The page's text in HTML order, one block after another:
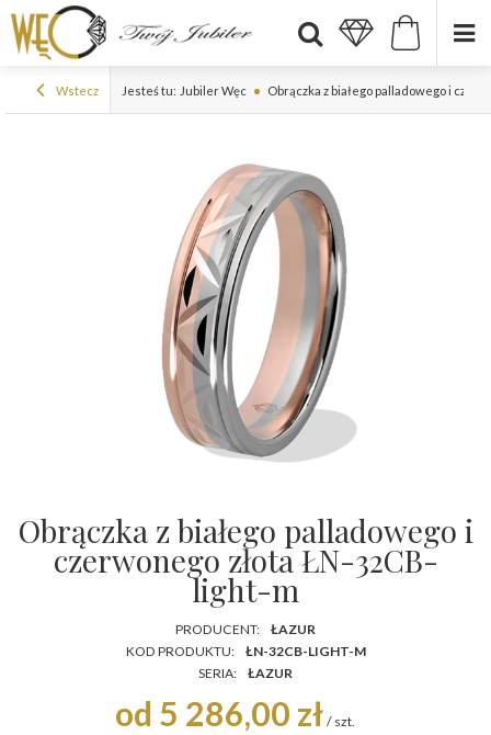
Wstecz Jesteś tu: Jubiler Węc Obrączka z białego palladowego i
Obrączka z białego palladowego i
czerwonego złota ŁN-32CB-
light-m
PRODUCENT:
ŁAZUR
KOD PRODUKTU:
ŁN-32CB-LIGHT-M
SERIA:
ŁAZUR
od 5 286,00 zł / szt.